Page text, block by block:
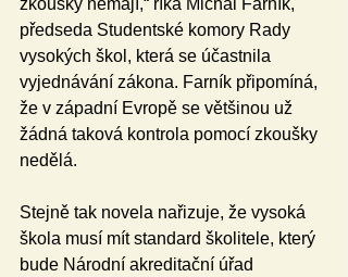
zkoušky nemají,“ říká Michal Farník,
předseda Studentské komory Rady
vysokých škol, která se účastnila
vyjednávání zákona. Farník připomíná,
že v západní Evropě se většinou už
žádná taková kontrola pomocí zkoušky
nedělá.
Stejně tak novela nařizuje, že vysoká
škola musí mít standard školitele, který
bude Národní akreditační úřad